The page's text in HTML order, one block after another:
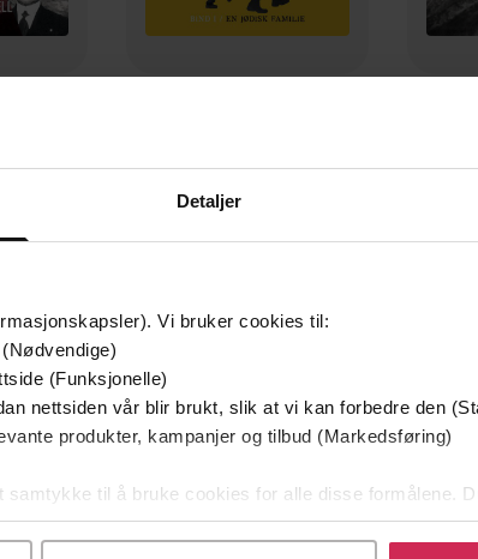
Detaljer
Vi bruker cookies til:
(Funksjonelle)
nettsiden vår blir brukt, slik at vi kan forbedre den
produkter, kampanjer og tilbud (Markedsføring)
samtykke til å bruke cookies for alle disse formålene.
på «Tilpass». Du kan når som helst trekke
Else Skranefjell
LYDBOK
Premium